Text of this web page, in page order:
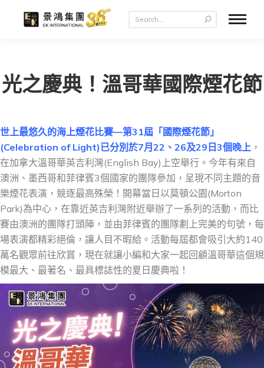
光之慶典！溫哥華國際煙花節
世上最悠久的海上煙花比賽—第31屆「國際煙花節」
(Celebration of Light)已分別於7月22、26及29日3個晚上 ，
在加拿大溫哥華英吉利灣(English Bay)上空舉行。今年有來自
澳洲、墨西哥和菲律賓3個國家的團隊參加，呈現不同主題的音
樂煙花表演，競逐最高殊榮！開幕當日以莫頓公園(Morton
Park)為中心，在靠近英吉利灣附近舉辦了一系列的活動，而比
賽由澳洲的團隊打頭陣，並由菲律賓的團隊劃上完美的句號，每
場表演都精彩絕倫，讓人目不暇給。活動每屆都會吸引大約140
萬名觀眾前往欣賞，現在就讓小編和大家一起回顧溫哥華這個規
模最大、最著名、最具標誌性的夏日慶典啦！